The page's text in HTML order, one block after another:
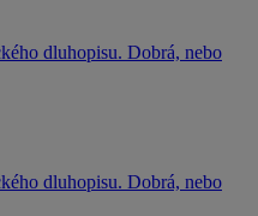
dluhopisu. Dobrá, nebo
dluhopisu. Dobrá, nebo